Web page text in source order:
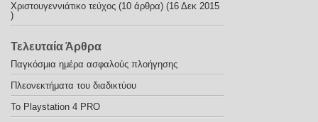
Χριστουγεννιάτικο τεύχος (10 άρθρα) (16 Δεκ 2015
)
Τελευταία Άρθρα
Παγκόσμια ημέρα ασφαλούς πλοήγησης
Πλεονεκτήματα του διαδικτύου
Το Playstation 4 PRO